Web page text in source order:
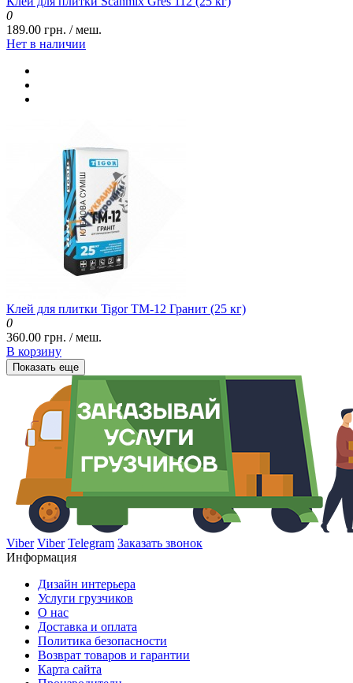
0
189.00 грн. / меш.
Нет в наличии
Клей для плитки Tigor TM-12 Гранит (25 кг)
0
360.00 грн. / меш.
В корзину
Показать еще
Viber Viber Telegram Заказать звонок
Информация
Дизайн интерьера
Услуги грузчиков
О нас
Доставка и оплата
Политика безопасности
Возврат товаров и гарантии
Карта сайта